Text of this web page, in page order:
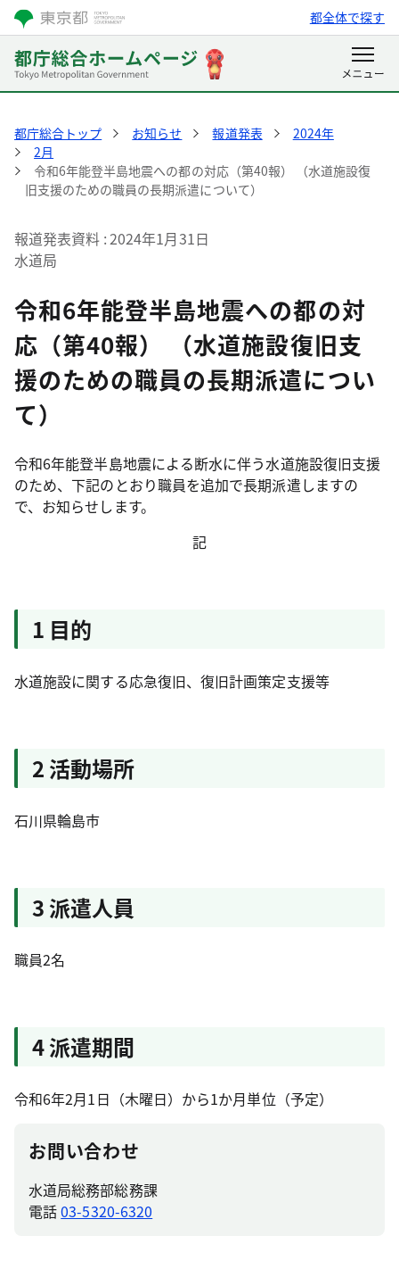
都全体で探す
都庁総合トップ お知らせ 報道発表
2024年
2月
令和6年能登半島地震への都の対応（第40報） （水道施設復
旧支援のための職員の長期派遣について）
報道発表資料 2024年1月31日
水道局
令和6年能登半島地震への都の対
応（第40報） （水道施設復旧支
援のための職員の長期派遣につい
て）
令和6年能登半島地震による断水に伴う水道施設復旧支援
のため、下記のとおり職員を追加で長期派遣しますの
で、お知らせします。
記
1 目的
水道施設に関する応急復旧、復旧計画策定支援等
2 活動場所
石川県輪島市
3 派遣人員
職員2名
4 派遣期間
令和6年2月1日（木曜日）から1か月単位（予定）
お問い合わせ
水道局総務部総務課
電話03-5320-6320